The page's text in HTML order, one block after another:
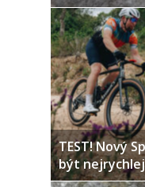
TEST! Nový
být